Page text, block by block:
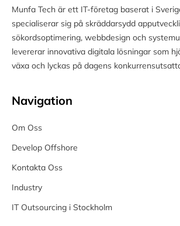
Munfa Tech är ett IT-företag baserat i
specialiserar sig på skräddarsydd
sökordsoptimering, webbdesign och
levererar innovativa digitala lösningar som
växa och lyckas på dagens
Navigation
Om Oss
Develop Offshore
Kontakta Oss
Industry
IT Outsourcing i Stockholm